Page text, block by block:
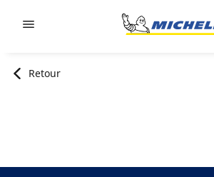
Retour